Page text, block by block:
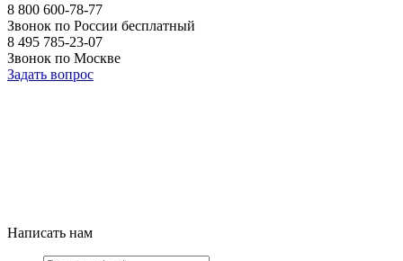
8 800 600-78-77
Звонок по России бесплатный
8 495 785-23-07
Звонок по Москве
Задать вопрос
Написать нам